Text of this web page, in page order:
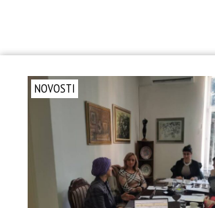
NOVOSTI